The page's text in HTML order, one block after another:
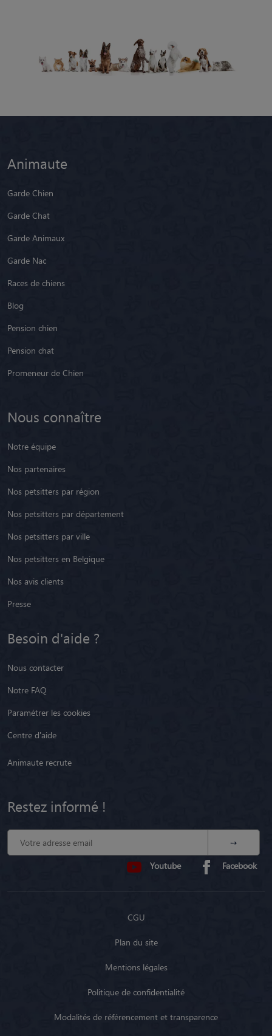
Animaute
Garde Chien
Garde Chat
Garde Animaux
Garde Nac
Races de chiens
Blog
Pension chien
Pension chat
Promeneur de Chien
Nous connaître
Notre équipe
Nos partenaires
Nos petsitters par région
Nos petsitters par département
Nos petsitters par ville
Nos petsitters en Belgique
Nos avis clients
Presse
Besoin d'aide ?
Nous contacter
Notre FAQ
Paramétrer les cookies
Centre d'aide
Animaute recrute
Restez informé !
Youtube Facebook
CGU
Plan du site
Mentions légales
Politique de confidentialité
Modalités de référencement et transparence